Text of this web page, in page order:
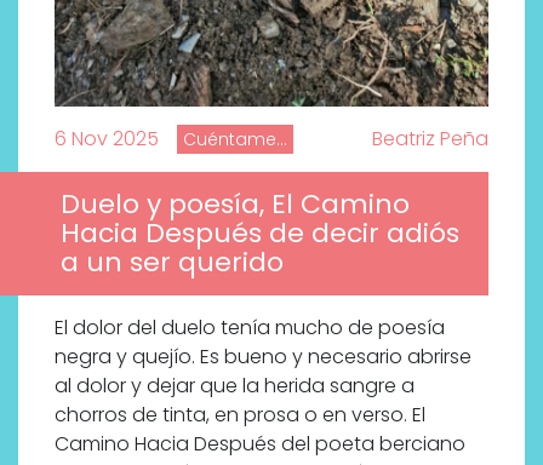
6 Nov 2025 Cuéntame... Beatriz Peña
Duelo y poesía, El Camino
Hacia Después de decir adiós
a un ser querido
El dolor del duelo tenía mucho de poesía
negra y quejío. Es bueno y necesario abrirse
al dolor y dejar que la herida sangre a
chorros de tinta, en prosa o en verso. El
Camino Hacia Después del poeta berciano